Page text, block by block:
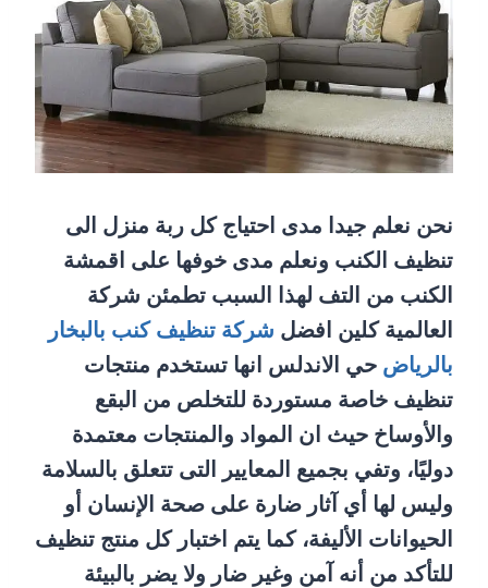
نحن نعلم جيدا مدى احتياج كل ربة منزل الى
تنظيف الكنب ونعلم مدى خوفها على اقمشة
الكنب من التف لهذا السبب تطمئن شركة
العالمية كلين افضل شركة تنظيف كنب بالبخار
بالرياض حي الاندلس انها تستخدم منتجات
تنظيف خاصة مستوردة للتخلص من البقع
والأوساخ حيث ان المواد والمنتجات معتمدة
دوليًا، وتفي بجميع المعايير التى تتعلق بالسلامة
وليس لها أي آثار ضارة على صحة الإنسان أو
الحيوانات الأليفة، كما يتم اختبار كل منتج تنظيف
للتأكد من أنه آمن وغير ضار ولا يضر بالبيئة